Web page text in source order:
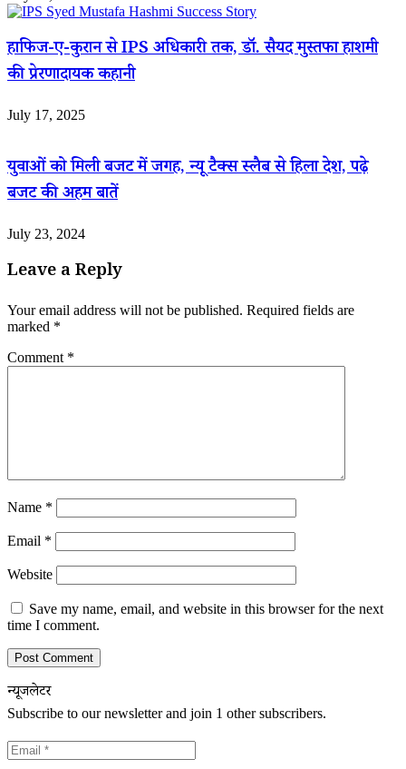
हाफिज-ए-कुरान से IPS अधिकारी तक, डॉ. सैयद मुस्तफा हाशमी
की प्रेरणादायक कहानी
July 17, 2025
युवाओं को मिली बजट में जगह, न्यू टैक्स स्लैब से हिला देश, पढ़े
बजट की अहम बातें
July 23, 2024
Leave a Reply
Your email address will not be published. Required fields are
marked *
Comment *
Name *
Email *
Website
Save my name, email, and website in this browser for the next
time I comment.
न्यूजलेटर
Subscribe to our newsletter and join 1 other subscribers.